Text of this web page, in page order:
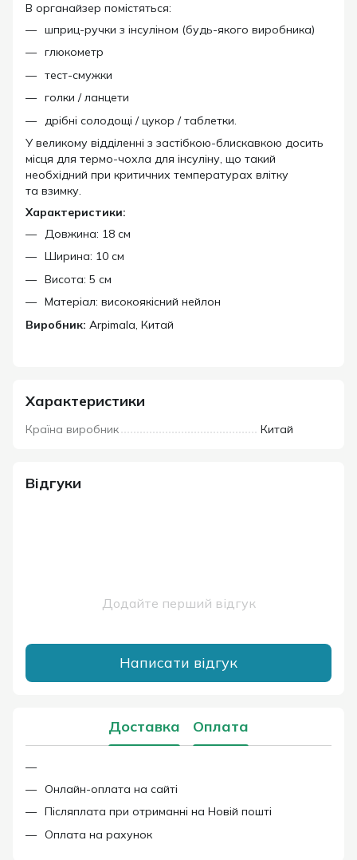
В органайзер помістяться:
шприц-ручки з інсуліном (будь-якого виробника)
глюкометр
тест-смужки
голки / ланцети
дрібні солодощі / цукор / таблетки.
У великому відділенні з застібкою-блискавкою досить
місця для термо-чохла для інсуліну, що такий
необхідний при критичних температурах влітку
та взимку.
Характеристики:
Довжина: 18 см
Ширина: 10 см
Висота: 5 см
Матеріал: високоякісний нейлон
Виробник: Arpimala, Китай
Характеристики
Країна виробник Китай
Відгуки
Додайте перший відгук
Написати відгук
Доставка Оплата
Онлайн-оплата на сайті
Післяплата при отриманні на Новій пошті
Оплата на рахунок